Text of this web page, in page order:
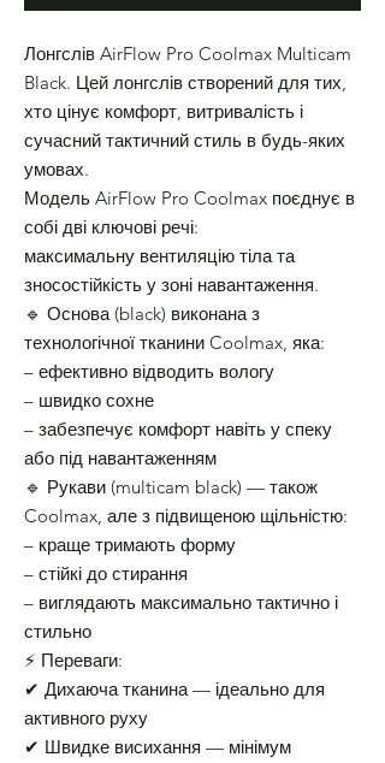
Лонгслів AirFlow Pro Coolmax Multicam
Black. Цей лонгслів створений для тих,
хто цінує комфорт, витривалість і
сучасний тактичний стиль в будь-яких
умовах.
Модель AirFlow Pro Coolmax поєднує в
собі дві ключові речі:
максимальну вентиляцію тіла та
зносостійкість у зоні навантаження.
🔹 Основа (black) виконана з
технологічної тканини Coolmax, яка:
– ефективно відводить вологу
– швидко сохне
– забезпечує комфорт навіть у спеку
або під навантаженням
🔹 Рукави (multicam black) — також
Coolmax, але з підвищеною щільністю:
– краще тримають форму
– стійкі до стирання
– виглядають максимально тактично і
стильно
⚡ Переваги:
✔ Дихаюча тканина — ідеально для
активного руху
✔ Швидке висихання — мінімум